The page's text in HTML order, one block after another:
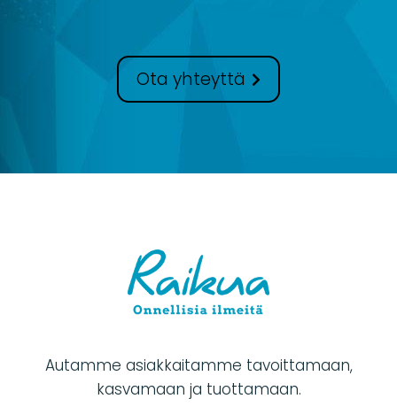
Ota yhteyttä
Autamme asiakkaitamme tavoittamaan,
kasvamaan ja tuottamaan.